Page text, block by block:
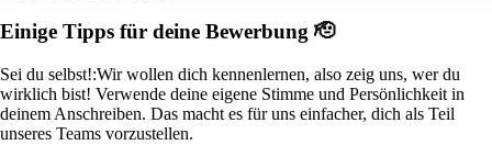
Einige Tipps für deine Bewerbung 🫡
Sei du selbst!:Wir wollen dich kennenlernen, also zeig uns, wer du
wirklich bist! Verwende deine eigene Stimme und Persönlichkeit in
deinem Anschreiben. Das macht es für uns einfacher, dich als Teil
unseres Teams vorzustellen.